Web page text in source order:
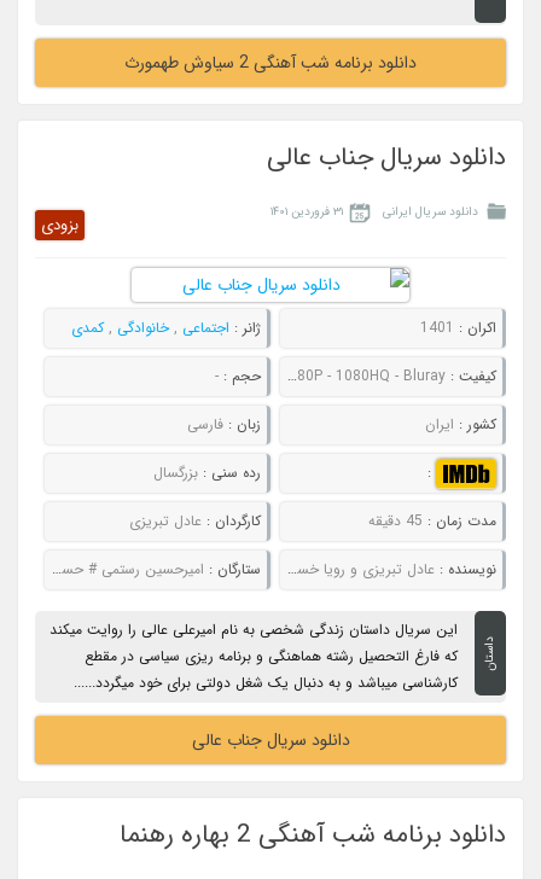
دانلود برنامه شب آهنگی 2 سیاوش طهمورث
دانلود سریال جناب عالی
دانلود سریال ایرانی ۳۱ فروردین ۱۴۰۱
بزودی
اکران : 1401 ژانر : اجتماعی ,خانوادگی ,کمدی
کیفیت :480P - 720P - 1080P - 1080HQ - Bluray حجم : -
کشور : ایران زبان : فارسی
: رده سنی : بزرگسال
مدت زمان : 45 دقیقه کارگردان : عادل تبریزی
نویسنده :عادل تبریزی و رویا خسرونجدی ستارگان : امیرحسین رستمی # حسین سلیمانی # بیژن بنفشه خواه # رضا بنفشه‌ خواه
داستان
این سریال داستان زندگی شخصی به نام امیرعلی عالی را روایت میکند
که فارغ التحصیل رشته هماهنگی و برنامه ریزی سیاسی در مقطع
کارشناسی میباشد و به دنبال یک شغل دولتی برای خود میگردد......
دانلود سریال جناب عالی
دانلود برنامه شب آهنگی 2 بهاره رهنما